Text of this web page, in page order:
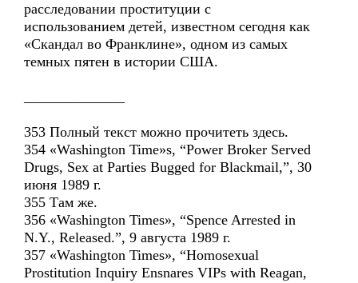
расследовании проституции с
использованием детей, известном сегодня как
«Скандал во Франклине», одном из самых
темных пятен в истории США.
353 Полный текст можно прочитеть здесь.
354 «Washington Time»s, “Power Broker Served
Drugs, Sex at Parties Bugged for Blackmail,”, 30
июня 1989 г.
355 Там же.
356 «Washington Times», “Spence Arrested in
N.Y., Released.”, 9 августа 1989 г.
357 «Washington Times», “Homosexual
Prostitution Inquiry Ensnares VIPs with Reagan,